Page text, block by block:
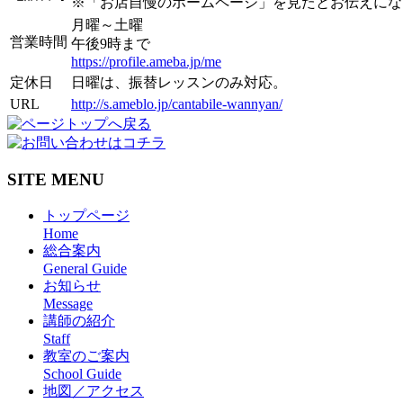
営業時間
月曜～土曜
午後9時まで
https://profile.ameba.jp/me
定休日
日曜は、振替レッスンのみ対応。
URL
http://s.ameblo.jp/cantabile-wannyan/
SITE MENU
トップページ
Home
総合案内
General Guide
お知らせ
Message
講師の紹介
Staff
教室のご案内
School Guide
地図／アクセス